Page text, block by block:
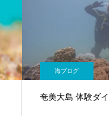
海ブログ
奄美大島 体験ダ